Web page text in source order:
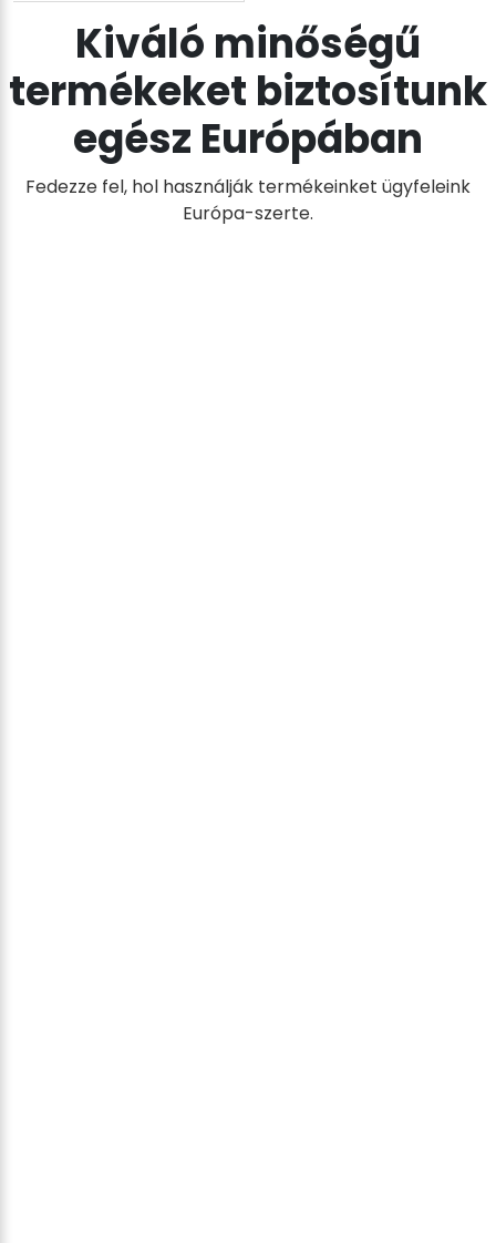
Kiváló minőségű
termékeket biztosítunk
egész Európában
Fedezze fel, hol használják termékeinket ügyfeleink
Európa-szerte.